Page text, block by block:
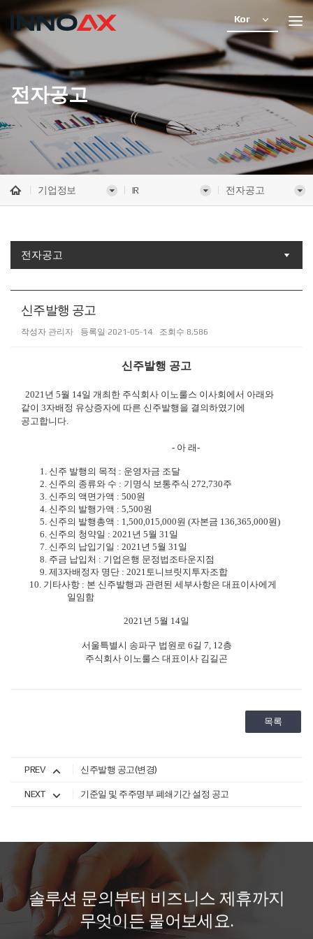
Kor
전자공고
기업정보 IR 전자공고
전자공고
신주발행 공고
작성자 관리자 등록일 2021-05-14 조회수 8,586
신주발행 공고
2021 년 5월 14일 개최한 주식회사 이노룰스 이사회에서 아래와
같이 3자배정 유상증자에 따른 신주발행을 결의하였기에
공고합니다
- 아 래-
1. 신주 발행의 목적 : 운영자금 조달
2. 신주의 종류와 수 : 기명식 보통주식 272,730주
3. 신주의 액면가액 : 500원
4. 신주의 발행가액 : 5,500원
5. 신주의 발행총액 : 1,500,015,000원 (자본금 136,365,000원)
6. 신주의 청약일 : 2021 년 5월 31일
7. 신주의 납입기일 : 2021 년 5월 31일
8. 주금 납입처 : 기업은행 문정법조타운지점
9. 제3자배정자 명단 : 2021토니브릿지투자조합
10. 기타사항 : 본 신주발행과 관련된 세부사항은 대표이사에게
일임함
2021 년 5월 14일
서울특별시 송파구 법원로 6길 7, 12층
주식회사 이노룰스 대표이사 김길곤
목록
PREV 신주발행 공고(변경)
NEXT 기준일 및 주주명부 폐쇄기간 설정 공고
솔루션 문의부터 비즈니스 제휴까지
무엇이든물어 보세 요.